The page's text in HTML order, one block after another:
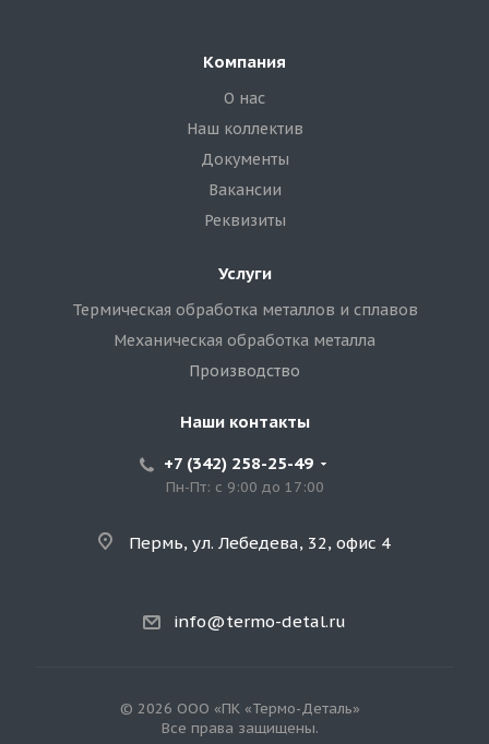
Компания
О нас
Наш коллектив
Документы
Вакансии
Реквизиты
Услуги
Термическая обработка металлов и сплавов
Механическая обработка металла
Производство
Наши контакты
+7 (342) 258-25-49
Пн-Пт: с 9:00 до 17:00
Пермь, ул. Лебедева, 32, офис 4
info@termo-detal.ru
© 2026 ООО «ПК «Термо-Деталь»
Все права защищены.